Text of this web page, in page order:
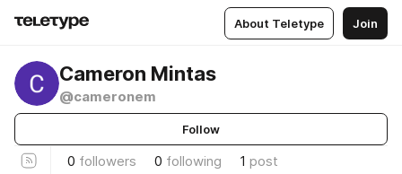
About Teletype Join
Cameron Mintas
@cameronem
Follow
0 followers 0 following 1 post